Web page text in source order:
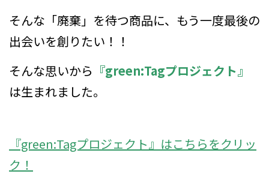
そんな「廃棄」を待つ商品に、もう一度最後の
出会いを創りたい！！
そんな思いから 『green:Tagプロジェクト』
は生まれました。
『green:Tagプロジェクト』はこちらをクリッ
ク！